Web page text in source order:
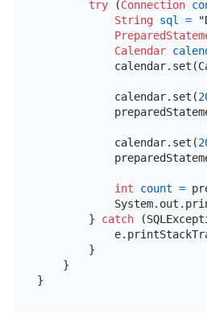
try (Connection
String sql =
Calendar
            calendar.set(
            calendar.set(
int count =
        }
catch
        }
    }